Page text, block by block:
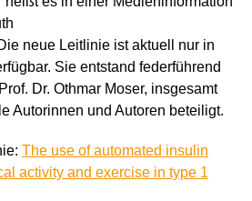
neue Leitlinie ist aktuell nur in
Sie entstand federführend
Dr. Othmar Moser, insgesamt
Autorinnen und Autoren beteiligt.
The use of automated insulin
activity and exercise in type 1